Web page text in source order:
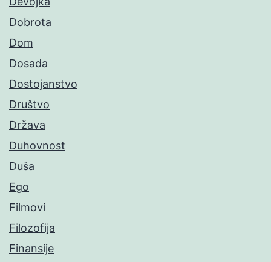
Dobrota
Dom
Dosada
Dostojanstvo
Društvo
Država
Duhovnost
Duša
Ego
Filmovi
Filozofija
Finansije